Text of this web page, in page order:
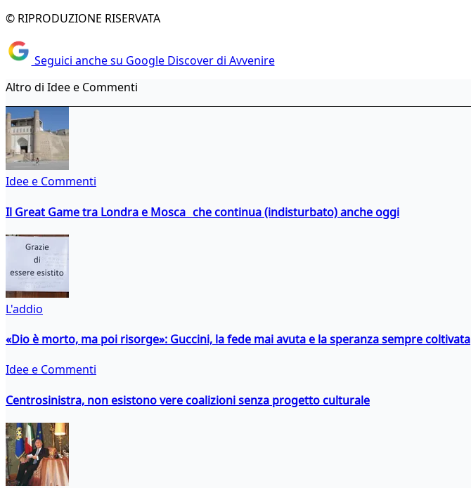
© RIPRODUZIONE RISERVATA
Seguici anche su Google Discover di Avvenire
Altro di Idee e Commenti
Idee e Commenti
Il Great Game tra Londra e Mosca che continua (indisturbato) anche oggi
L'addio
«Dio è morto, ma poi risorge»: Guccini, la fede mai avuta e la speranza sempre coltivata
Idee e Commenti
Centrosinistra, non esistono vere coalizioni senza progetto culturale